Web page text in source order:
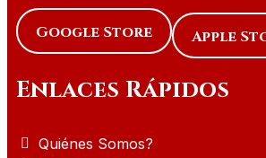
Google Store Apple
Enlaces Rápidos
Quiénes Somos?